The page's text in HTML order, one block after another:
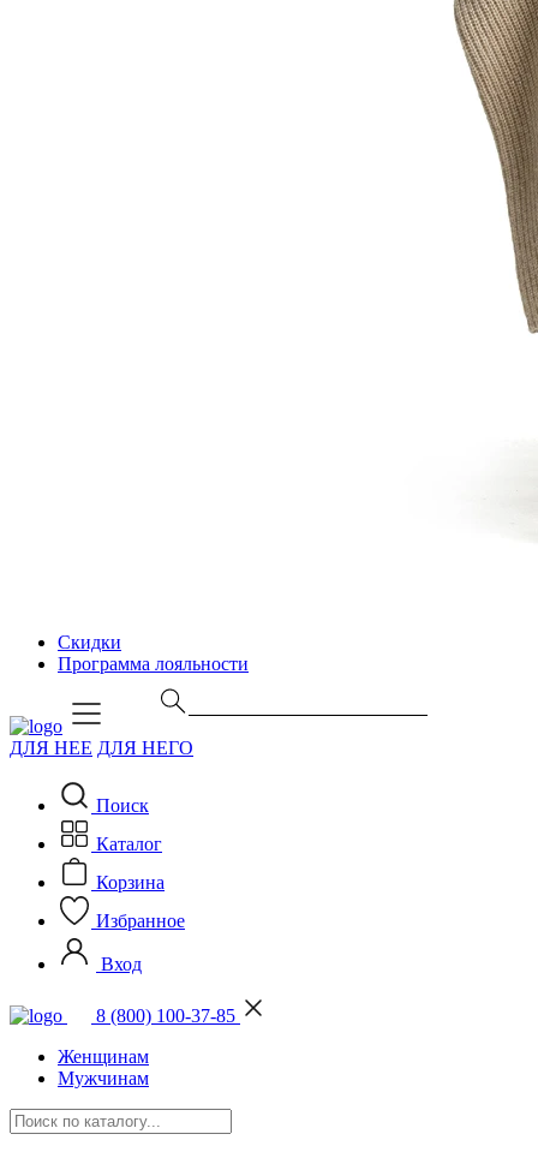
Скидки
Программа лояльности
ДЛЯ НЕЕ ДЛЯ НЕГО
Поиск
Каталог
Корзина
Избранное
Вход
8 (800) 100-37-85
Женщинам
Мужчинам